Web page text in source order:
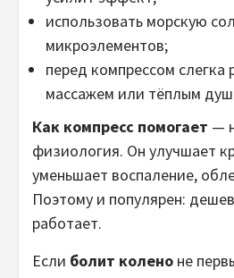
использовать морскую
микроэлементов;
перед компрессом слегка
массажем или тёплым
Как компресс помогает —
физиология. Он улучшает
уменьшает воспаление,
Поэтому и популярен:
работает.
Если болит колено не